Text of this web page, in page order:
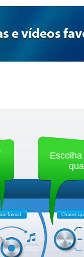
e vídeos
format Choose